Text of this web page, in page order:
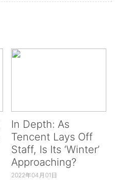
In Depth: As
Tencent Lays Off
Staff, Is Its ‘Winter’
Approaching?
2022年04月01日